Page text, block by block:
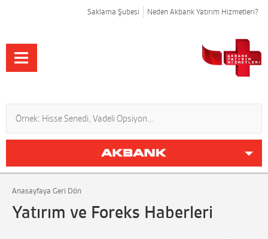
Saklama Şubesi Neden Akbank Yatırım Hizmetleri?
Anasayfaya Geri Dön
Yatırım ve Foreks Haberleri